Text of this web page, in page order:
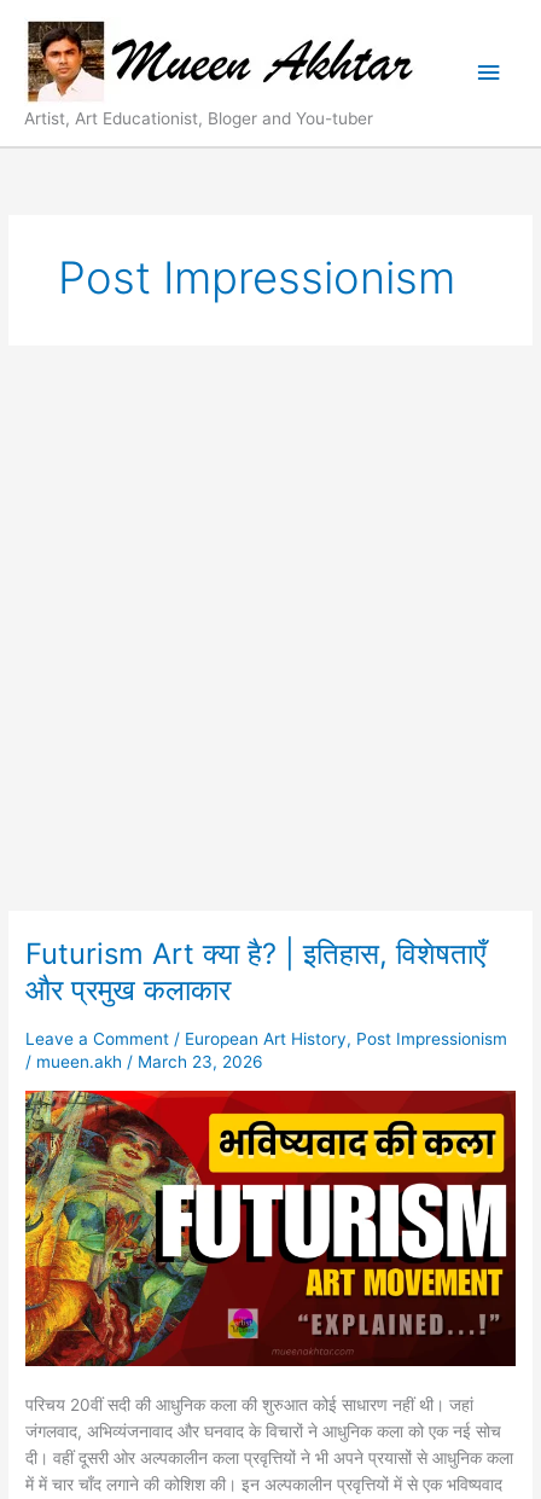
content
Artist, Art Educationist, Bloger and You-tuber
Post Impressionism
Futurism Art क्या है? | इतिहास, विशेषताएँ
और प्रमुख कलाकार
Leave a Comment / European Art History, Post Impressionism
/ mueen.akh/ March 23, 2026
परिचय 20वीं सदी की आधुनिक कला की शुरुआत कोई साधारण नहीं थी। जहां
जंगलवाद, अभिव्यंजनावाद और घनवाद के विचारों ने आधुनिक कला को एक नई सोच
दी। वहीं दूसरी ओर अल्पकालीन कला प्रवृत्तियों ने भी अपने प्रयासों से आधुनिक कला
में में चार चाँद लगाने की कोशिश की। इन अल्पकालीन प्रवृत्तियों में से एक भविष्यवाद
Futurism
Art
क्या
|
विशेषताएँ
और
प्रमुख
कलाकार